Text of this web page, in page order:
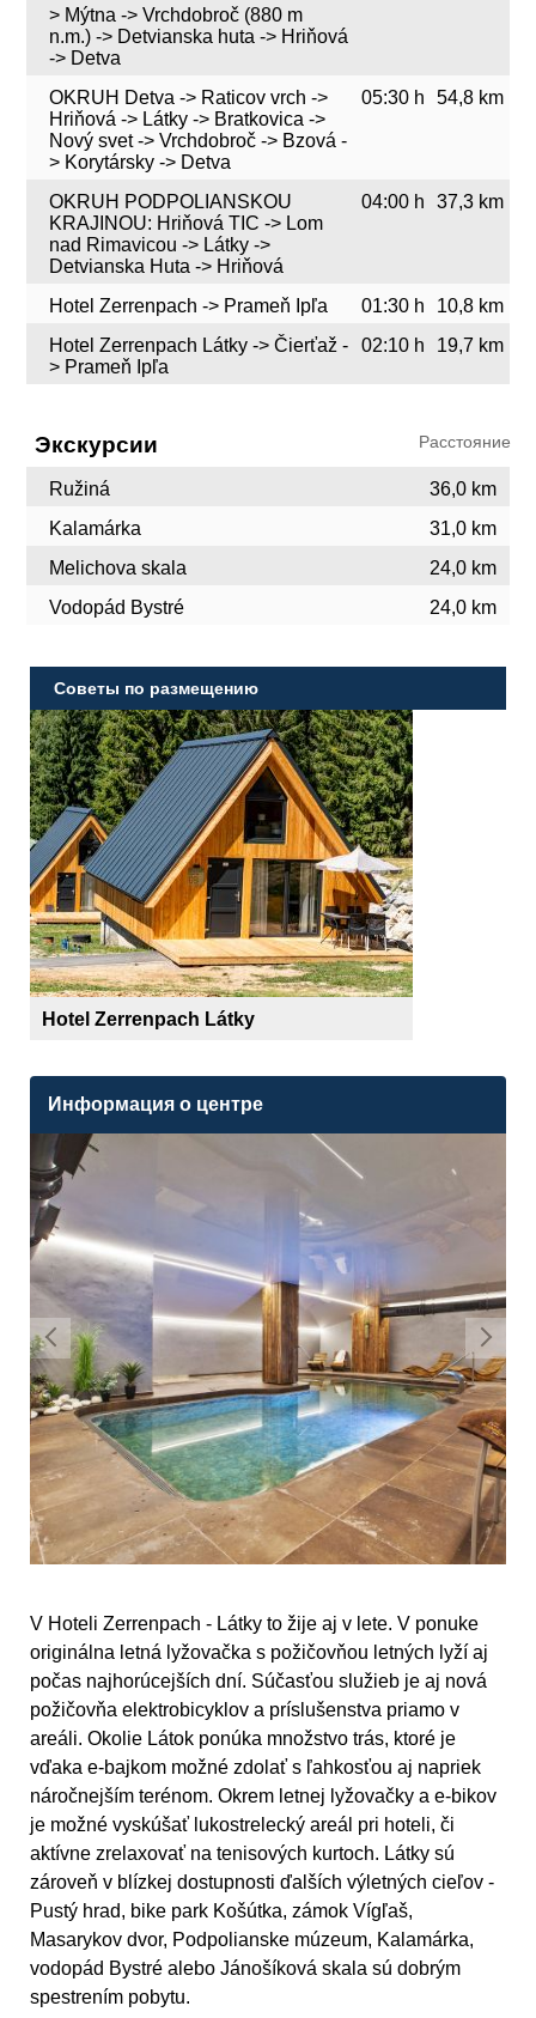
> Mýtna -> Vrchdobroč (880 m
n.m.) -> Detvianska huta -> Hriňová
-> Detva
OKRUH Detva -> Raticov vrch ->
Hriňová -> Látky -> Bratkovica ->
Nový svet -> Vrchdobroč -> Bzová -
> Korytársky -> Detva
05:30 h 54,8 km
OKRUH PODPOLIANSKOU
KRAJINOU: Hriňová TIC -> Lom
nad Rimavicou -> Látky ->
Detvianska Huta -> Hriňová
04:00 h 37,3 km
Hotel Zerrenpach -> Prameň Ipľa 01:30 h
10,8 km
Hotel Zerrenpach Látky -> Čierťaž -
> Prameň Ipľa
02:10 h 19,7 km
Экскурсии Расстояние
Ružiná
36,0 km
Kalamárka
31,0 km
Melichova skala
24,0 km
Vodopád Bystré
24,0 km
Советы по размещению
Hotel Zerrenpach Látky
Информация о центре
V Hoteli Zerrenpach - Látky to žije aj v lete. V ponuke
originálna letná lyžovačka s požičovňou letných lyží aj
počas najhorúcejších dní. Súčasťou služieb je aj nová
požičovňa elektrobicyklov a príslušenstva priamo v
areáli. Okolie Látok ponúka množstvo trás, ktoré je
vďaka e-bajkom možné zdolať s ľahkosťou aj napriek
náročnejším terénom. Okrem letnej lyžovačky a e-bikov
je možné vyskúšať lukostrelecký areál pri hoteli, či
aktívne zrelaxovať na tenisových kurtoch. Látky sú
zároveň v blízkej dostupnosti ďalších výletných cieľov -
Pustý hrad, bike park Košútka, zámok Vígľaš,
Masarykov dvor, Podpolianske múzeum, Kalamárka,
vodopád Bystré alebo Jánošíková skala sú dobrým
spestrením pobytu.